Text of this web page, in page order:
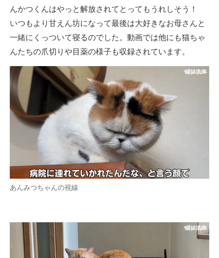
んかつくんはやっと解放されてとってもうれしそう！
いつもより甘えん坊になって最後は大好きなお母さんと
一緒にくっついて寝るのでした。動画では他にも猫ちゃ
んたちの爪切りや目薬の様子も収録されています。
あんみつちゃんの視線